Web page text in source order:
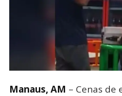
Manaus, AM – Cenas